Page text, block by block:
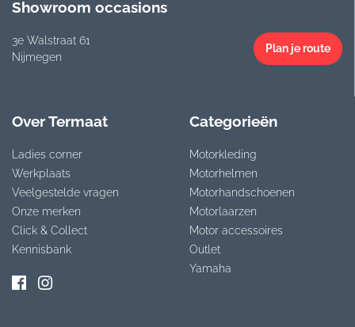
Showroom occasions
3e Walstraat 61
Nijmegen
Plan je route
Over Termaat
Ladies corner
Werkplaats
Veelgestelde vragen
Onze merken
Click & Collect
Kennisbank
Categorieën
Motorkleding
Motorhelmen
Motorhandschoenen
Motorlaarzen
Motor accessoires
Outlet
Yamaha